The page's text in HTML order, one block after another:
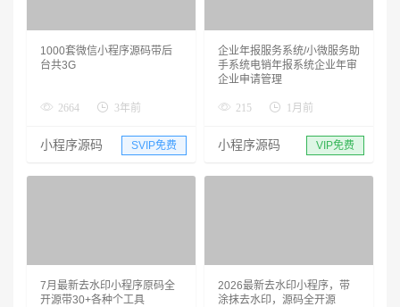
1000套微信小程序源码带后
台共3G
2664 3年前
小程序源码 SVIP免费
企业年报服务系统/小微服务助
手系统电销年报系统企业年审
企业申请管理
215 1月前
小程序源码 VIP免费
7月最新去水印小程序原码全
开源带30+各种个工具
2026最新去水印小程序，带
涂抹去水印，源码全开源